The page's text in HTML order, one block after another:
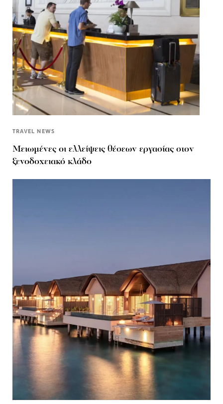
TRAVEL NEWS
Μειωμένες οι ελλείψεις θέσεων εργασίας στον
ξενοδοχειακό κλάδο